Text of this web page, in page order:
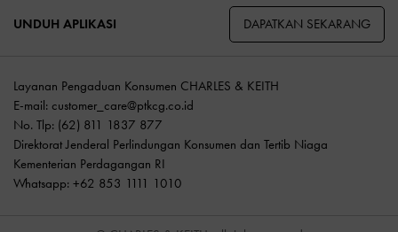
UNDUH APLIKASI DAPATKAN SEKARANG
Layanan Pengaduan Konsumen CHARLES & KEITH
E-mail: customer_care@ptkcg.co.id
No. Tlp: (62) 811 1837 877
Direktorat Jenderal Perlindungan Konsumen dan Tertib Niaga
Kementerian Perdagangan RI
Whatsapp: +62 853 1111 1010